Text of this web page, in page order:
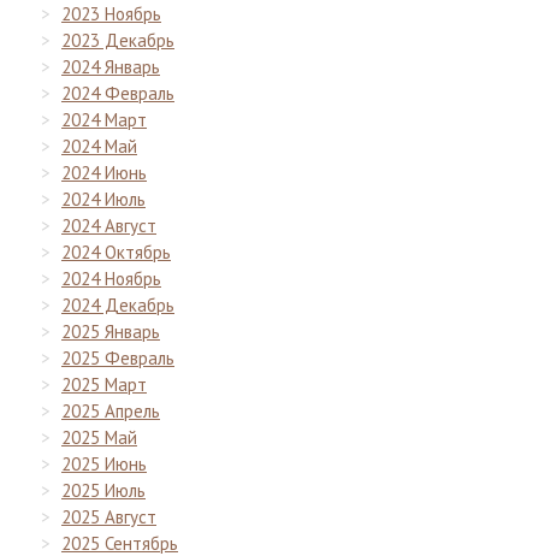
2023 Ноябрь
2023 Декабрь
2024 Январь
2024 Февраль
2024 Март
2024 Май
2024 Июнь
2024 Июль
2024 Август
2024 Октябрь
2024 Ноябрь
2024 Декабрь
2025 Январь
2025 Февраль
2025 Март
2025 Апрель
2025 Май
2025 Июнь
2025 Июль
2025 Август
2025 Сентябрь